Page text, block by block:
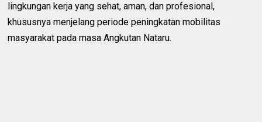
lingkungan kerja yang sehat, aman, dan profesional,
khususnya menjelang periode peningkatan mobilitas
masyarakat pada masa Angkutan Nataru.